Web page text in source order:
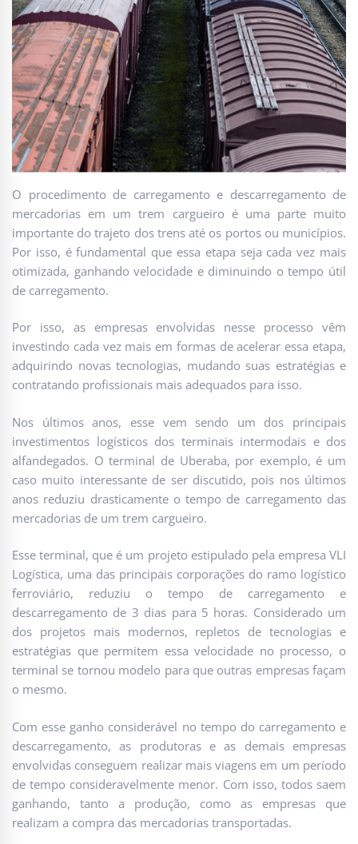
O procedimento de carregamento e descarregamento de
mercadorias em um trem cargueiro é uma parte muito
importante do trajeto dos trens até os portos ou municípios.
Por isso, é fundamental que essa etapa seja cada vez mais
otimizada, ganhando velocidade e diminuindo o tempo útil
de carregamento.
Por isso, as empresas envolvidas nesse processo vêm
investindo cada vez mais em formas de acelerar essa etapa,
adquirindo novas tecnologias, mudando suas estratégias e
contratando profissionais mais adequados para isso.
Nos últimos anos, esse vem sendo um dos principais
investimentos logísticos dos terminais intermodais e dos
alfandegados. O terminal de Uberaba, por exemplo, é um
caso muito interessante de ser discutido, pois nos últimos
anos reduziu drasticamente o tempo de carregamento das
mercadorias de um trem cargueiro.
Esse terminal, que é um projeto estipulado pela empresa VLI
Logística, uma das principais corporações do ramo logístico
ferroviário, reduziu o tempo de carregamento e
descarregamento de 3 dias para 5 horas. Considerado um
dos projetos mais modernos, repletos de tecnologias e
estratégias que permitem essa velocidade no processo, o
terminal se tornou modelo para que outras empresas façam
o mesmo.
Com esse ganho considerável no tempo do carregamento e
descarregamento, as produtoras e as demais empresas
envolvidas conseguem realizar mais viagens em um período
de tempo consideravelmente menor. Com isso, todos saem
ganhando, tanto a produção, como as empresas que
realizam a compra das mercadorias transportadas.